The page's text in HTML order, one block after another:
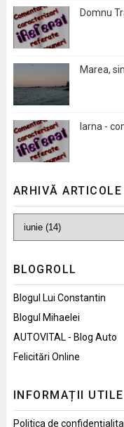
Domnu
Marea,
Iarna -
ARHIVĂ ARTICOLE
BLOGROLL
Blogul Lui Constantin
Blogul Mihaelei
AUTOVITAL - Blog Auto
Felicitări Online
INFORMAȚII UTILE
Politica de